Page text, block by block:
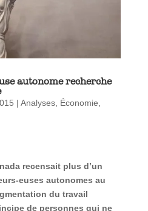
autonome recherche
| Analyses, Économie
recensait plus d’un
euses autonomes au
du travail
de personnes qui ne